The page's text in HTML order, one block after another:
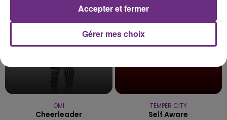
OMI
Cheerleader
TEMPER CITY
Self Aware
Gérer mes choix
Accepter et fermer